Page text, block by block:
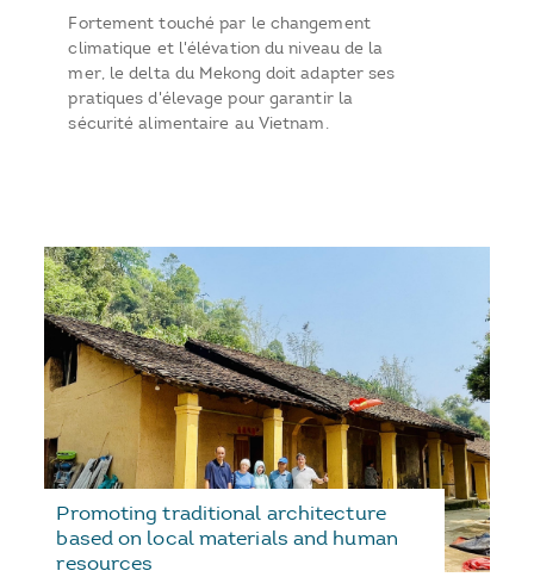
Fortement touché par le changement
climatique et l'élévation du niveau de la
mer, le delta du Mekong doit adapter ses
pratiques d'élevage pour garantir la
sécurité alimentaire au Vietnam.
Promoting traditional architecture
based on local materials and human
resources